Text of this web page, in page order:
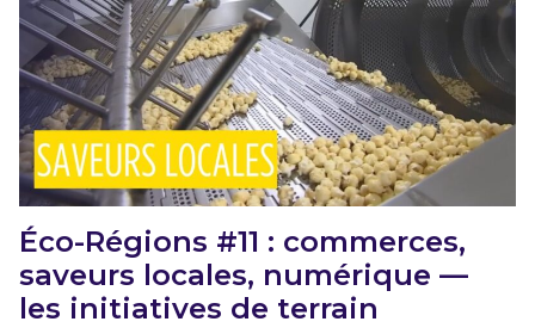
Éco-Régions #11 : commerces,
saveurs locales, numérique —
les initiatives de terrain